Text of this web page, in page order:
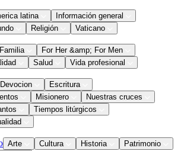
latina
Información general
Religión Vaticano
Familia
For Her &amp; For Men
Salud Vida profesional
Devocion
Escritura
Misionero
Nuestras cruces
Tiempos litúrgicos
Arte Cultura Historia
Patrimonio